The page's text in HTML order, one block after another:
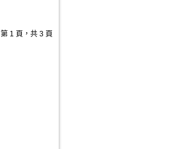
第 1 頁，共 3 頁